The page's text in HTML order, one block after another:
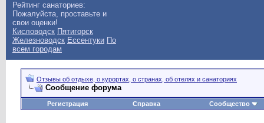
Рейтинг санаториев:
Пожалуйста, проставьте и
свои оценки!
Кисловодск Пятигорск
Железноводск Ессентуки По
всем городам
Отзывы об отдыхе, о курортах, о странах, об отелях и санаториях
Сообщение форума
Регистрация Справка Сообщество